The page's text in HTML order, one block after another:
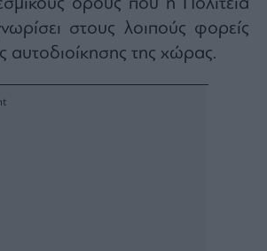
όρους που η Πολιτεία
στους λοιπούς φορείς
αυτοδιοίκησης της χώρας.